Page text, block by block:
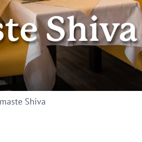
Shiva
Shiva